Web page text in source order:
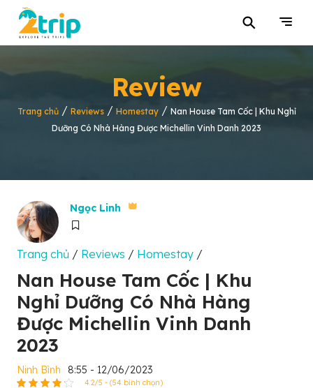
⚲
Review
Trang chủ/ Reviews/ Homestay/ Nan House Tam Cốc | Khu Nghỉ
Dưỡng Có Nhà Hàng Được Michellin Vinh Danh 2023
Ngọc Linh
Trang chủ / Reviews / Homestay /
Nan House Tam Cốc | Khu
Nghỉ Dưỡng Có Nhà Hàng
Được Michellin Vinh Danh
2023
Ninh Bình 8:55 - 12/06/2023
4.2/5 - (54 bình chọn)